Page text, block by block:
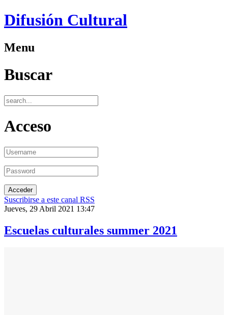
Difusión Cultural
Menu
Buscar
Acceso
Suscribirse a este canal RSS
Jueves, 29 Abril 2021 13:47
Escuelas culturales summer 2021